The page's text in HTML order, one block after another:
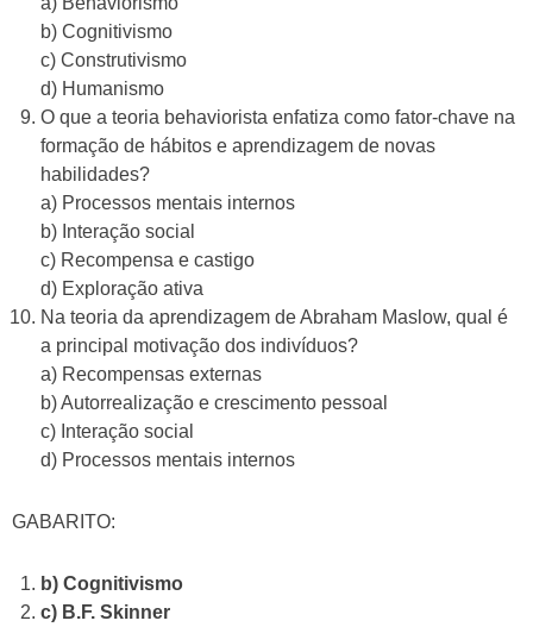
b) Cognitivismo
c) Construtivismo
d) Humanismo
O que a teoria behaviorista enfatiza como fator-chave na
formação de hábitos e aprendizagem de novas
habilidades?
a) Processos mentais internos
b) Interação social
c) Recompensa e castigo
d) Exploração ativa
Na teoria da aprendizagem de Abraham Maslow, qual é
a principal motivação dos indivíduos?
a) Recompensas externas
b) Autorrealização e crescimento pessoal
c) Interação social
d) Processos mentais internos
GABARITO:
b) Cognitivismo
c) B.F. Skinner